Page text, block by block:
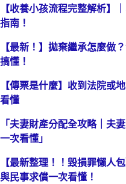
【收養小孩流程完整解析】
指南！
【最新！】拋棄繼承怎麼做
搞懂！
【傳票是什麼】收到法院或
看懂
「夫妻財產分配全攻略｜夫
一次看懂」
【最新整理！！毀損罪懶人
與民事求償一次看懂！